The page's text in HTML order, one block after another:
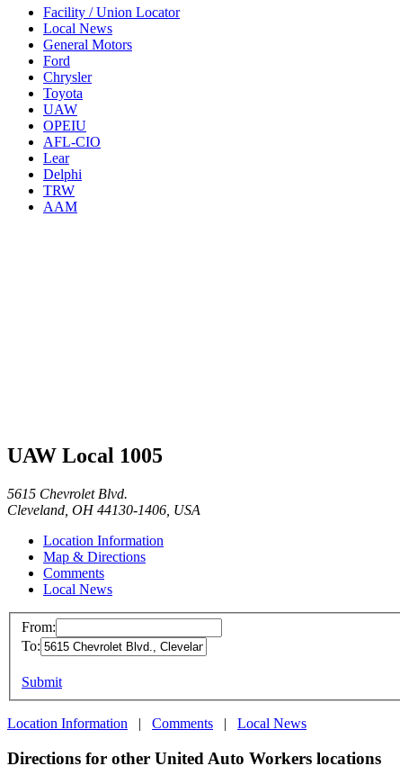
Facility / Union Locator
Local News
General Motors
Ford
Chrysler
Toyota
UAW
OPEIU
AFL-CIO
Lear
Delphi
TRW
AAM
UAW Local 1005
5615 Chevrolet Blvd.
Cleveland, OH 44130-1406, USA
Location Information
Map & Directions
Comments
Local News
From:
To:
Submit
Location Information | Comments | Local News
Directions for other United Auto Workers locations